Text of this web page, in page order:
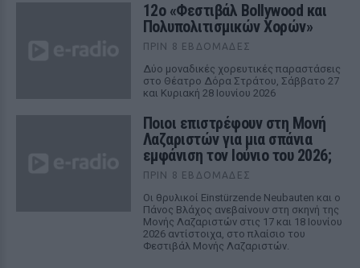
12ο «Φεστιβάλ Bollywood και
Πολυπολιτισμικών Χορών»
ΠΡΙΝ 8 ΕΒΔΟΜΆΔΕΣ
Δύο μοναδικές χορευτικές παραστάσεις
στο Θέατρο Δόρα Στράτου, Σάββατο 27
και Κυριακή 28 Ιουνίου 2026
Ποιοι επιστρέφουν στη Μονή
Λαζαριστών για μια σπάνια
εμφάνιση τον Ιούνιο του 2026;
ΠΡΙΝ 8 ΕΒΔΟΜΆΔΕΣ
Οι θρυλικοί Einstürzende Neubauten και ο
Πάνος Βλάχος ανεβαίνουν στη σκηνή της
Μονής Λαζαριστών στις 17 και 18 Ιουνίου
2026 αντίστοιχα, στο πλαίσιο του
Φεστιβάλ Μονής Λαζαριστών.